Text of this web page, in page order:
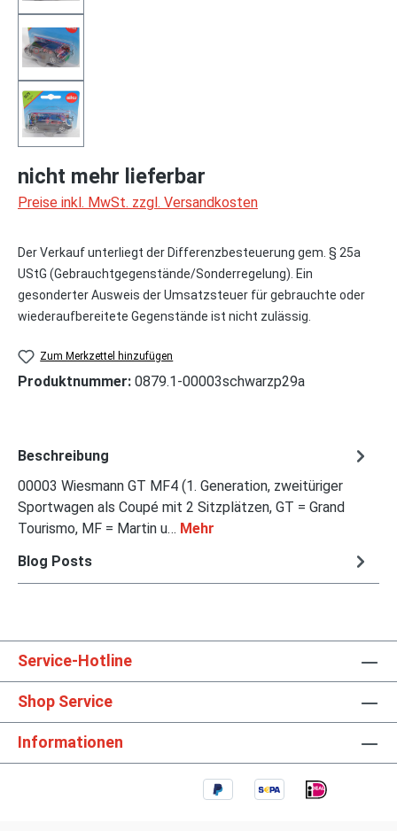
nicht mehr lieferbar
Preise inkl. MwSt. zzgl. Versandkosten
Der Verkauf unterliegt der Differenzbesteuerung gem. § 25a
UStG (Gebrauchtgegenstände/Sonderregelung). Ein
gesonderter Ausweis der Umsatzsteuer für gebrauchte oder
wiederaufbereitete Gegenstände ist nicht zulässig.
Zum Merkzettel hinzufügen
Produktnummer: 0879.1-00003schwarzp29a
Beschreibung
00003 Wiesmann GT MF4 (1. Generation, zweitüriger
Sportwagen als Coupé mit 2 Sitzplätzen, GT = Grand
Tourismo, MF = Martin u… Mehr
Blog Posts
Service-Hotline
Shop Service
Informationen